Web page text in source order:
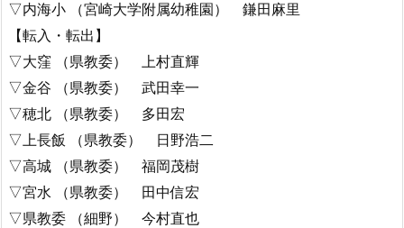
▽内海小 （宮崎大学附属幼稚園） 鎌田麻里
【転入・転出】
▽大窪 （県教委） 上村直輝
▽金谷 （県教委） 武田幸一
▽穂北 （県教委） 多田宏
▽上長飯 （県教委） 日野浩二
▽高城 （県教委） 福岡茂樹
▽宮水 （県教委） 田中信宏
▽県教委 （細野） 今村直也